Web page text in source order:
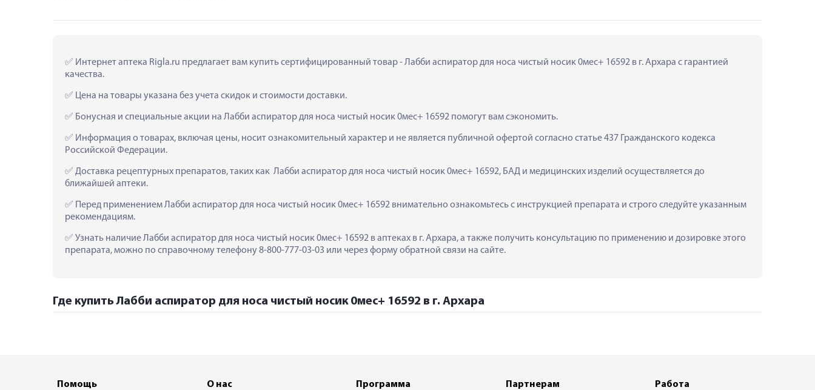
Интернет аптека Rigla.ru предлагает вам купить сертифицированный товар - Лабби аспиратор для носа чистый носик 0мес+ 16592 в г. Архара с гарантией
качества.
Цена на товары указана без учета скидок и стоимости доставки.
Бонусная и специальные акции на Лабби аспиратор для носа чистый носик 0мес+ 16592 помогут вам сэкономить.
Информация о товарах, включая цены, носит ознакомительный характер и не является публичной офертой согласно статье 437 Гражданского кодекса
Российской Федерации.
Доставка рецептурных препаратов, таких как  Лабби аспиратор для носа чистый носик 0мес+ 16592, БАД и медицинских изделий осуществляется до
ближайшей аптеки.
Перед применением Лабби аспиратор для носа чистый носик 0мес+ 16592 внимательно ознакомьтесь с инструкцией препарата и строго следуйте указанным
рекомендациям.
Узнать наличие Лабби аспиратор для носа чистый носик 0мес+ 16592 в аптеках в г. Архара, а также получить консультацию по применению и дозировке этого
препарата, можно по справочному телефону 8-800-777-03-03 или через форму обратной связи на сайте.
Где купить Лабби аспиратор для носа чистый носик 0мес+ 16592 в г. Архара
Помощь
О нас
Программа
Партнерам
Работа